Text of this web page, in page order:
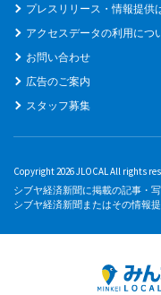
プレスリリース・情報提供
アクセスデータの利用につ
お問い合わせ
広告のご案内
スタッフ募集
Copyright 2026 JLOCAL All rights
シブヤ経済新聞に掲載の記事・
シブヤ経済新聞またはその情報提